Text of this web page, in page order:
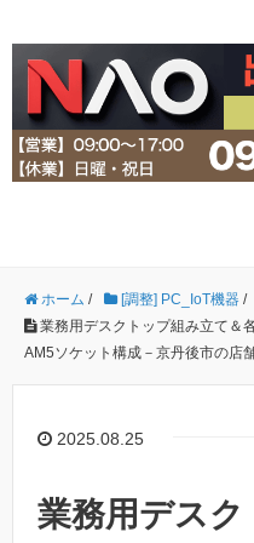
ホーム / [調整] PC_IoT機器 /
業務用デスクトップ組み立て＆
AM5ソケット構成－京丹後市の店
2025.08.25
業務用デス